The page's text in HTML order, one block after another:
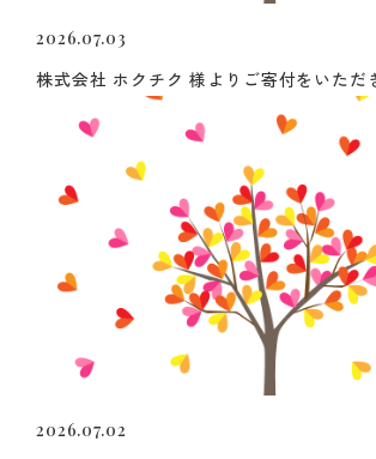
2026.07.03
株式会社 ホクチク 様よりご寄付をいただ
2026.07.02